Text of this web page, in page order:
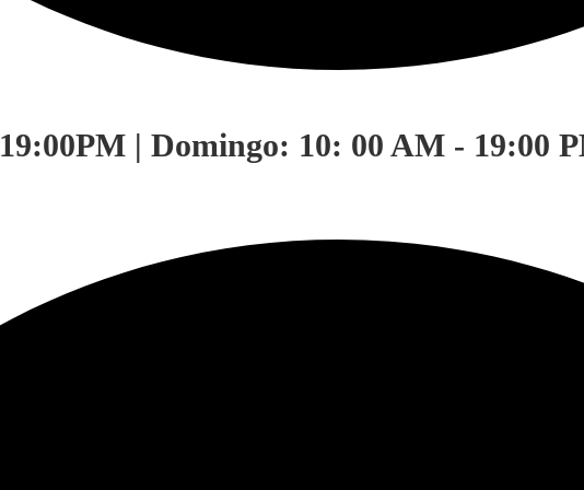
| Domingo: 10: 00 AM - 19:00